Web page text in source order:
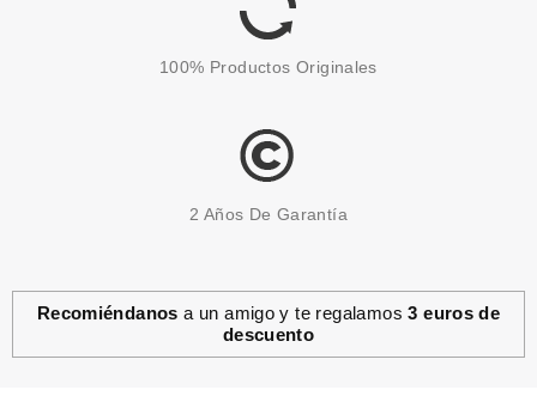
CATRICE
100% Productos Originales
2 Años De Garantía
Recomiéndanos a un amigo y te regalamos3 euros de
descuento